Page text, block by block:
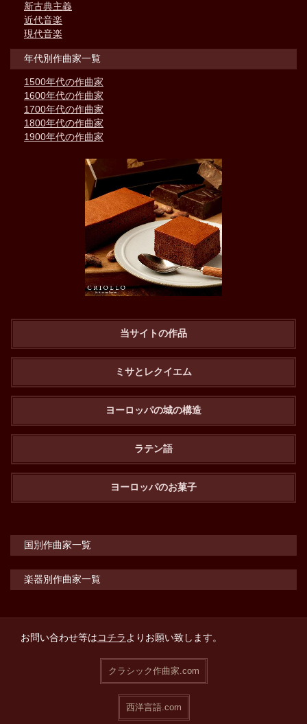
新古典主義
近代音楽
現代音楽
年代別作曲家一覧
1500年代の作曲家
1600年代の作曲家
1700年代の作曲家
1800年代の作曲家
1900年代の作曲家
当サイトの作品
ミサとレクイエム
ヨーロッパの城の構造
ラテン語
ヨーロッパのお菓子
国別作曲家一覧
楽器別作曲家一覧
お問い合わせ等はコチラよりお願い致します。
クラシック作曲家.com
西洋言語.com